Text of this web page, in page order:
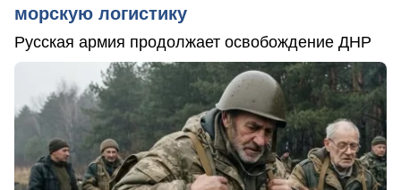
морскую логистику
Русская армия продолжает освобождение ДНР